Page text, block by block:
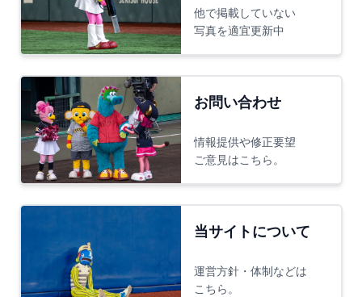
他で掲載していない
写真を適宜更新中
お問い合わせ
情報提供や修正要望
ご意見はこちら。
当サイトについて
運営方針・体制などは
こちら。